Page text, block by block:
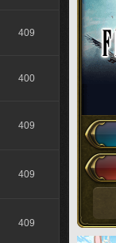
409
400
409
409
409